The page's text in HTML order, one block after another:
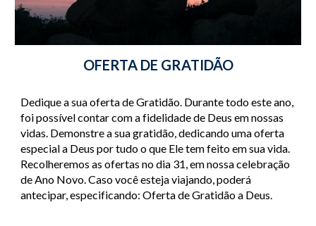
OFERTA DE GRATIDÃO
Dedique a sua oferta de Gratidão. Durante todo este ano,
foi possível contar com a fidelidade de Deus em nossas
vidas. Demonstre a sua gratidão, dedicando uma oferta
especial a Deus por tudo o que Ele tem feito em sua vida.
Recolheremos as ofertas no dia 31, em nossa celebração
de Ano Novo. Caso você esteja viajando, poderá
antecipar, especificando: Oferta de Gratidão a Deus.